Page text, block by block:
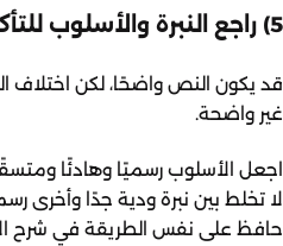
5) راجع النبرة والأسلوب للتأكد من الاتساق
قد يكون النص واضحًا، لكن اختلاف
غير واضحة.
اجعل الأسلوب رسميًا وهادئًا
لا تخلط بين نبرة ودية جدًا وأخرى
حافظ على نفس الطريقة في شرح